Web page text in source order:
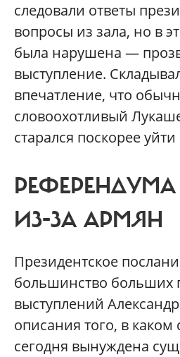
следовали ответы
вопросы из зала, но в
была нарушена —
выступление.
впечатление, что
словоохотливый
старался поскорее
РЕФЕРЕНДУМА
ИЗ-ЗА АРМЯН
Президентское
большинство больших
выступлений
описания того, в
сегодня вынуждена